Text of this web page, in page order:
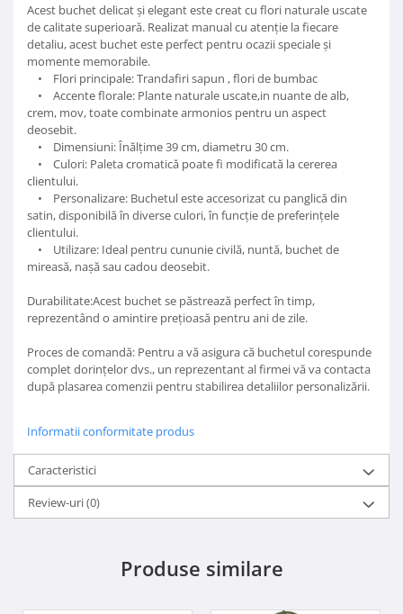
Acest buchet delicat și elegant este creat cu flori naturale uscate
de calitate superioară. Realizat manual cu atenție la fiecare
detaliu, acest buchet este perfect pentru ocazii speciale și
momente memorabile.
• Flori principale: Trandafiri sapun , flori de bumbac
• Accente florale: Plante naturale uscate,in nuante de alb,
crem, mov, toate combinate armonios pentru un aspect
deosebit.
• Dimensiuni: Înălțime 39 cm, diametru 30 cm.
• Culori: Paleta cromatică poate fi modificată la cererea
clientului.
• Personalizare: Buchetul este accesorizat cu panglică din
satin, disponibilă în diverse culori, în funcție de preferințele
clientului.
• Utilizare: Ideal pentru cununie civilă, nuntă, buchet de
mireasă, nașă sau cadou deosebit.
Durabilitate:Acest buchet se păstrează perfect în timp,
reprezentând o amintire prețioasă pentru ani de zile.
Proces de comandă: Pentru a vă asigura că buchetul corespunde
complet dorințelor dvs., un reprezentant al firmei vă va contacta
după plasarea comenzii pentru stabilirea detaliilor personalizării.
Informatii conformitate produs
Caracteristici
Review-uri(0)
Produse similare